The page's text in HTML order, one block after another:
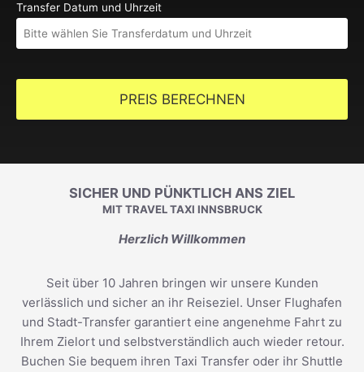
Transfer Datum und Uhrzeit
PREIS BERECHNEN
SICHER UND PÜNKTLICH ANS ZIEL
MIT TRAVEL TAXI INNSBRUCK
Herzlich Willkommen
Seit über 10 Jahren bringen wir unsere Kunden
verlässlich und sicher an ihr Reiseziel. Unser Flughafen
und Stadt-Transfer garantiert eine angenehme Fahrt zu
Ihrem Zielort und selbstverständlich auch wieder retour.
Buchen Sie bequem ihren Taxi Transfer oder ihr Shuttle